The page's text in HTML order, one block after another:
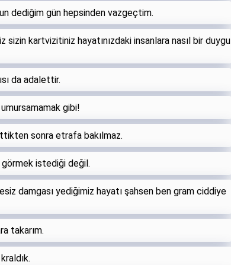
dediğim gün hepsinden vazgeçtim.
sizin kartvizitiniz hayatınızdaki insanlara nasıl bir duygu
da adalettir.
gibi!
sonra etrafa bakılmaz.
görmek istediği değil.
damgası yediğimiz hayatı şahsen ben gram ciddiye
takarım.